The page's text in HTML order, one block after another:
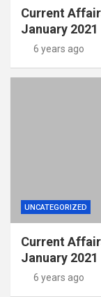
Current
January 2021
6 years ago
UNCATEGORIZED
Current
January 2021
6 years ago